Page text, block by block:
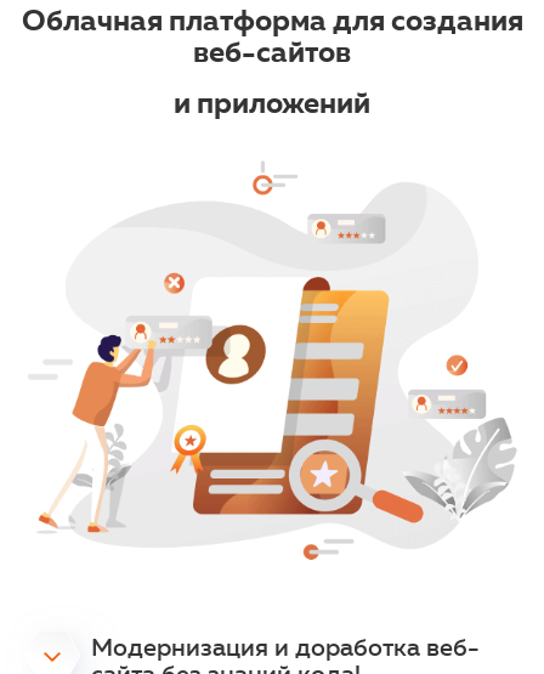
Облачная платформа для создания
веб-сайтов
и приложений
Модернизация и доработка веб-